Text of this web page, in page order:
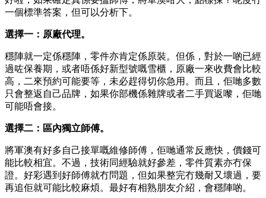
一個標準答案，但可以分析下。
選擇一：原廠代理。
穩陣就一定係穩陣，零件亦肯定係原裝。但係，對於一啲已經
過咗保養期，或者唔係好新型號嘅雪櫃，原廠一來收費會比較
高，二來預約可能要等，未必趕得切你急用。而且，佢哋多數
只會整返自己品牌，如果你部機係雜牌或者二手買返嚟，佢哋
可能唔會接。
選擇二：區內獨立師傅。
將軍澳有好多自己接單嘅維修師傅，佢哋通常反應快，價錢可
能比較相宜。不過，技術同經驗就好參差，零件質素亦冇保
證。好彩遇到好師傅就冇問題，但如果整完冇幾耐又壞過，要
再追佢就可能比較麻煩。最好有相熟朋友介紹，會穩陣啲。